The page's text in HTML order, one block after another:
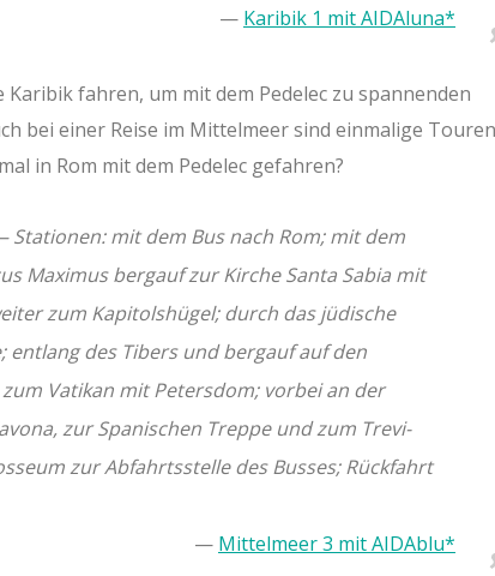
Karibik 1 mit AIDAluna*
fahren, um mit dem Pedelec zu spannenden
bei einer Reise im Mittelmeer sind einmalige Touren
in Rom mit dem Pedelec gefahren?
mit dem Bus nach Rom; mit dem
Maximus bergauf zur Kirche Santa Sabia mit
zum Kapitolshügel; durch das jüdische
entlang des Tibers und bergauf auf den
Vatikan mit Petersdom; vorbei an der
zur Spanischen Treppe und zum Trevi-
zur Abfahrtsstelle des Busses; Rückfahrt
Mittelmeer 3 mit AIDAblu*